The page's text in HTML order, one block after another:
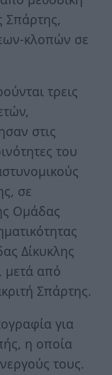
Σπάρτης,
κλοπών σε
τρεις
στις
του
σε
Ομάδας
Δίκυκλης
μετά από
Σπάρτης.
για
η οποία
τους.